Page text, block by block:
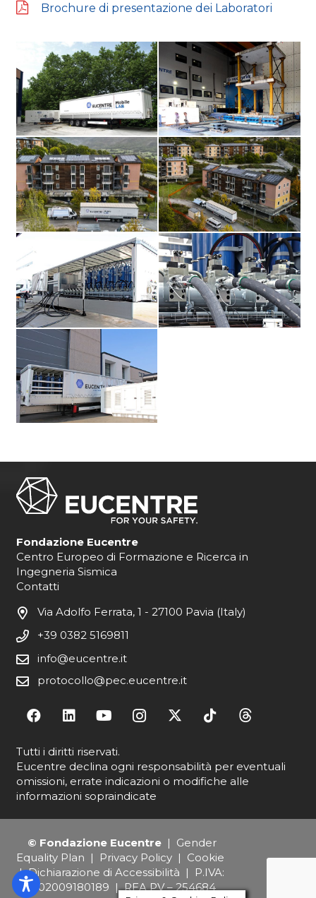
Brochure di presentazione dei Laboratori
Fondazione Eucentre
Centro Europeo di Formazione e Ricerca in
Ingegneria Sismica
Contatti
Via Adolfo Ferrata, 1 - 27100 Pavia (Italy)
+39 0382 5169811
info@eucentre.it
protocollo@pec.eucentre.it
Tutti i diritti riservati.
Eucentre declina ogni responsabilità per eventuali
omissioni, errate indicazioni o modifiche alle
informazioni sopraindicate
© Fondazione Eucentre| Gender
Equality Plan | Privacy Policy | Cookie
|Dichiarazione di Accessibilità | P.IVA:
IT02009180189 | REA PV – 254684